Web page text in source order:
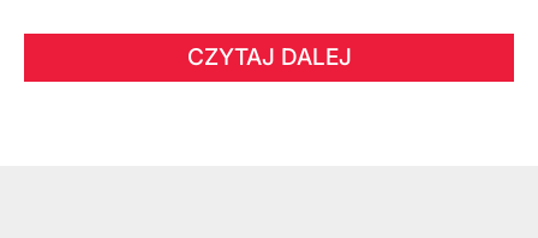
CZYTAJ DALEJ